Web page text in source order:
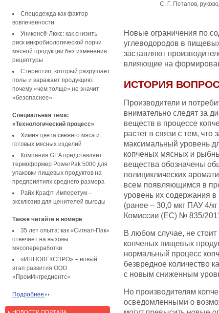
Спецодежда как фактор
вовлеченности
Униконс® Люкс: как снизить
риск микробиологической порчи
мясной продукции без изменения
рецептуры
Стереотип, который разрушает
полы и заражает продукцию:
почему «чем толще» не значит
«безопаснее»
Специальная тема:
«Технологический процесс»
Химия цвета свежего мяса и
готовых мясных изделий
Компания GEA представляет
термоформер PowerPak 5000 для
упаковки пищевых продуктов на
предприятиях среднего размера
Райх Крафт Имперетум –
эксклюзив для ценителей выгоды
Также читайте в номере
35 лет опыта: как «Сигнал-Пак»
отвечает на вызовы
мясопереработки
«ИННОВЕКСПРО» – новый
этап развития ООО
«ПромИнгредиентс»
Подробнее
С. Г. Потапов,
Новые ограничения по
углеводородов в
заставляют
влияющие на
ИСТОРИЯ
Производители и
внимательно следят за
веществ в процессе
растет в связи с тем,
максимальный уровень
копченых мясных и
вещества обозначены
полициклических
всем появляющимся в
уровень их содержания в
(ранее – 30,0 мкг ПАУ 4/
Комиссии (ЕС) № 835/2011
В любом случае, не стоит
копченых пищевых
нормальный процесс
безвредное количество
с новым сниженным
Но производителям
осведомленными о